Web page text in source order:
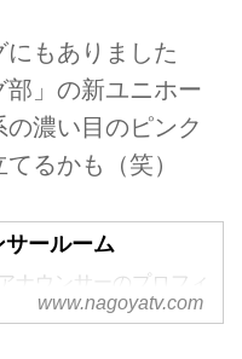
もありました
」の新ユニホー
濃い目のピンク
るかも（笑）
サールーム
ナウンサーのプロフィ
です。
www.nagoyatv.com